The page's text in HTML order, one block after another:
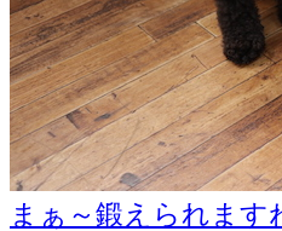
まぁ～鍛えられま